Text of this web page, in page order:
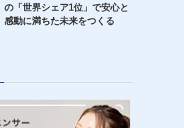
の「世界シェア1位」で安心と
感動に満ちた未来をつくる